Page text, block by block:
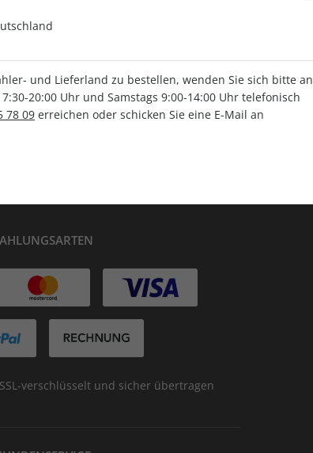
ABO-VORTEILE
verschlüsselt und sicher übertragen
und Lieferland zu bestellen, wenden Sie sich bitte an
20:00 Uhr und Samstags 9:00-14:00 Uhr telefonisch
78 09 erreichen oder schicken Sie eine E-Mail an